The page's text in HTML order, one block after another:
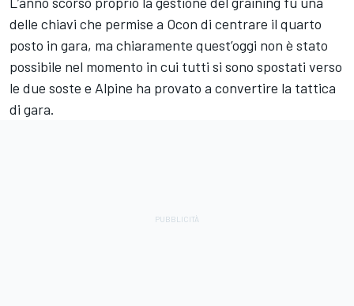
delle chiavi che permise a Ocon di centrare il quarto
posto in gara, ma chiaramente quest’oggi non è stato
possibile nel momento in cui tutti si sono spostati verso
le due soste e Alpine ha provato a convertire la tattica
di gara.